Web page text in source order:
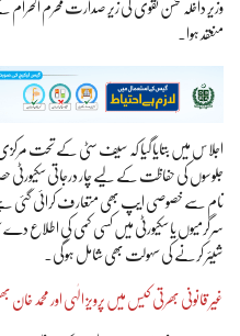
وزیر داخلہ محسن نقوی کی زیر صدارت محرم الحرام
منعقد ہوا۔
اجلاس میں بتایا گیا کہ سیف سٹی کے تحت مرکزی
جلوسوں کی حفاظت کے لیے چار درجاتی سکیورٹی
نام سے خصوصی ایپ بھی متعارف کرائی گئی
سرگرمیوں یا سکیورٹی میں کسی کمی کی اطلاع
شیئر کرنے کی سہولت بھی شامل ہوگی۔
غیر قانونی بھرتی کیس میں پرویز الٰہی اور